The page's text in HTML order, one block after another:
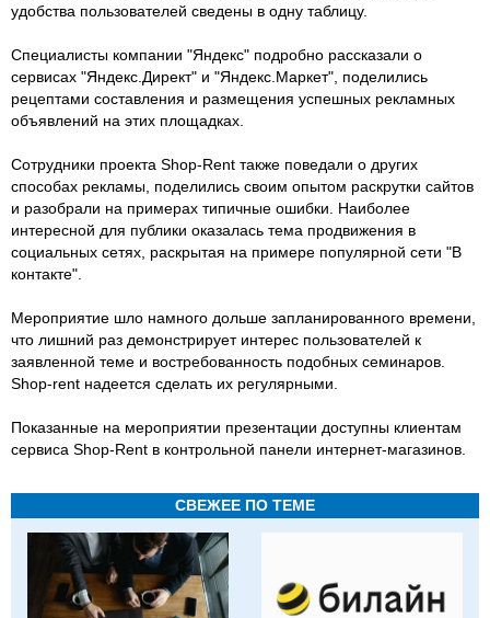
удобства пользователей сведены в одну таблицу.
Специалисты компании "Яндекс" подробно рассказали о
сервисах "Яндекс.Директ" и "Яндекс.Маркет", поделились
рецептами составления и размещения успешных рекламных
объявлений на этих площадках.
Сотрудники проекта Shop-Rent также поведали о других
способах рекламы, поделились своим опытом раскрутки сайтов
и разобрали на примерах типичные ошибки. Наиболее
интересной для публики оказалась тема продвижения в
социальных сетях, раскрытая на примере популярной сети "В
контакте".
Мероприятие шло намного дольше запланированного времени,
что лишний раз демонстрирует интерес пользователей к
заявленной теме и востребованность подобных семинаров.
Shop-rent надеется сделать их регулярными.
Показанные на мероприятии презентации доступны клиентам
сервиса Shop-Rent в контрольной панели интернет-магазинов.
СВЕЖЕЕ ПО ТЕМЕ